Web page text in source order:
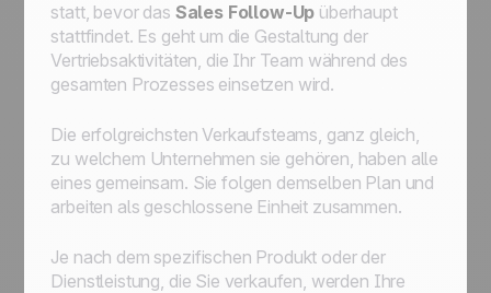
statt, bevor das Sales Follow-Up überhaupt
stattfindet. Es geht um die Gestaltung der
Vertriebsaktivitäten, die Ihr Team während des
gesamten Prozesses einsetzen wird.
Die erfolgreichsten Verkaufsteams, ganz gleich,
zu welchem Unternehmen sie gehören, haben alle
eines gemeinsam. Sie folgen demselben Plan und
arbeiten als geschlossene Einheit zusammen.
Je nach dem spezifischen Produkt oder der
Dienstleistung, die Sie verkaufen, werden Ihre